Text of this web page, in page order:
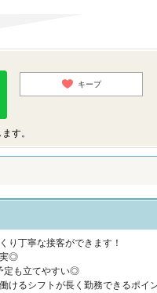
キープ
す。
り丁寧な接客ができます！
実◎
定も立てやすい◎
けるシフトが長く勤務できるポイ